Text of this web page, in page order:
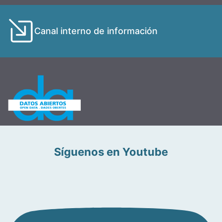
Canal interno de información
Síguenos en Youtube